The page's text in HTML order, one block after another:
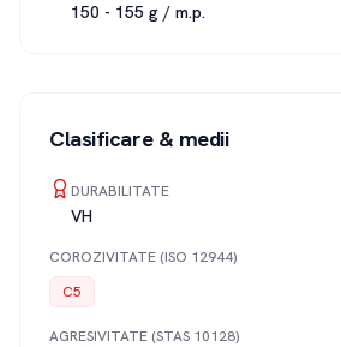
150 - 155 g / m.p.
Clasificare & medii
DURABILITATE
VH
COROZIVITATE (ISO 12944)
C5
AGRESIVITATE (STAS 10128)